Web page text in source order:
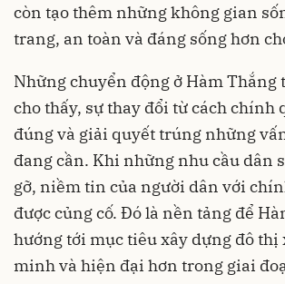
còn tạo thêm những không gian
trang, an toàn và đáng sống hơn
Những chuyển động ở Hàm Thắng
cho thấy, sự thay đổi từ cách chính
đúng và giải quyết trúng những
đang cần. Khi những nhu cầu dân
gỡ, niềm tin của người dân với
được củng cố. Đó là nền tảng để
hướng tới mục tiêu xây dựng đô thị
minh và hiện đại hơn trong giai